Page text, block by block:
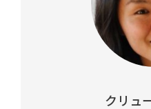
クリュ